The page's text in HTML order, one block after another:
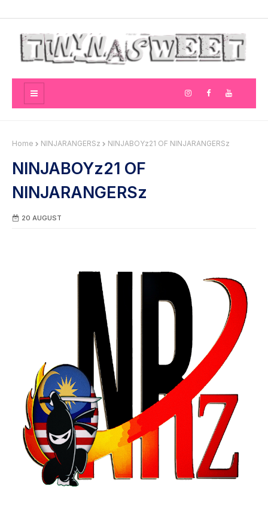
Home NINJARANGERSz NINJABOYz21 OF NINJARANGERSz
NINJABOYz21 OF
NINJARANGERSz
20 AUGUST